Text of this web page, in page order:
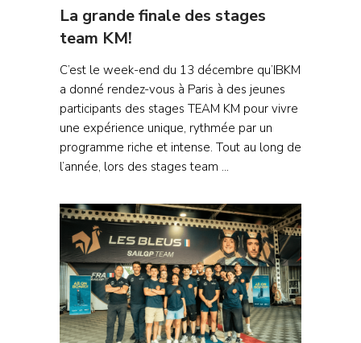
La grande finale des stages
team KM!
C’est le week-end du 13 décembre qu’IBKM
a donné rendez-vous à Paris à des jeunes
participants des stages TEAM KM pour vivre
une expérience unique, rythmée par un
programme riche et intense. Tout au long de
l’année, lors des stages team